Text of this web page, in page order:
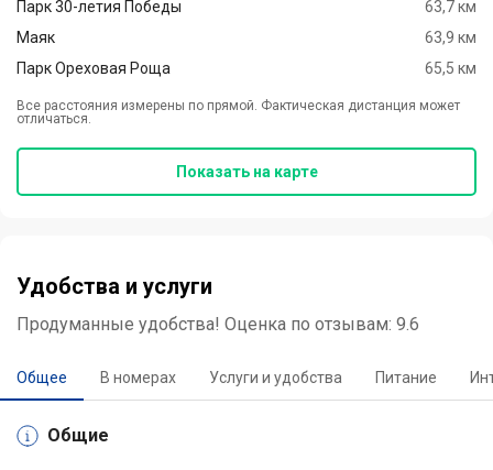
Парк 30-летия Победы
63,7 км
Маяк
63,9 км
Парк Ореховая Роща
65,5 км
Все расстояния измерены по прямой. Фактическая дистанция может
отличаться.
Показать на карте
Удобства и услуги
Продуманные удобства! Оценка по отзывам: 9.6
Общее В номерах Услуги и удобства Питание
Общие